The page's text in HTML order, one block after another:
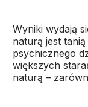
Wyniki wydają
naturą jest
psychicznego
większych
naturą –